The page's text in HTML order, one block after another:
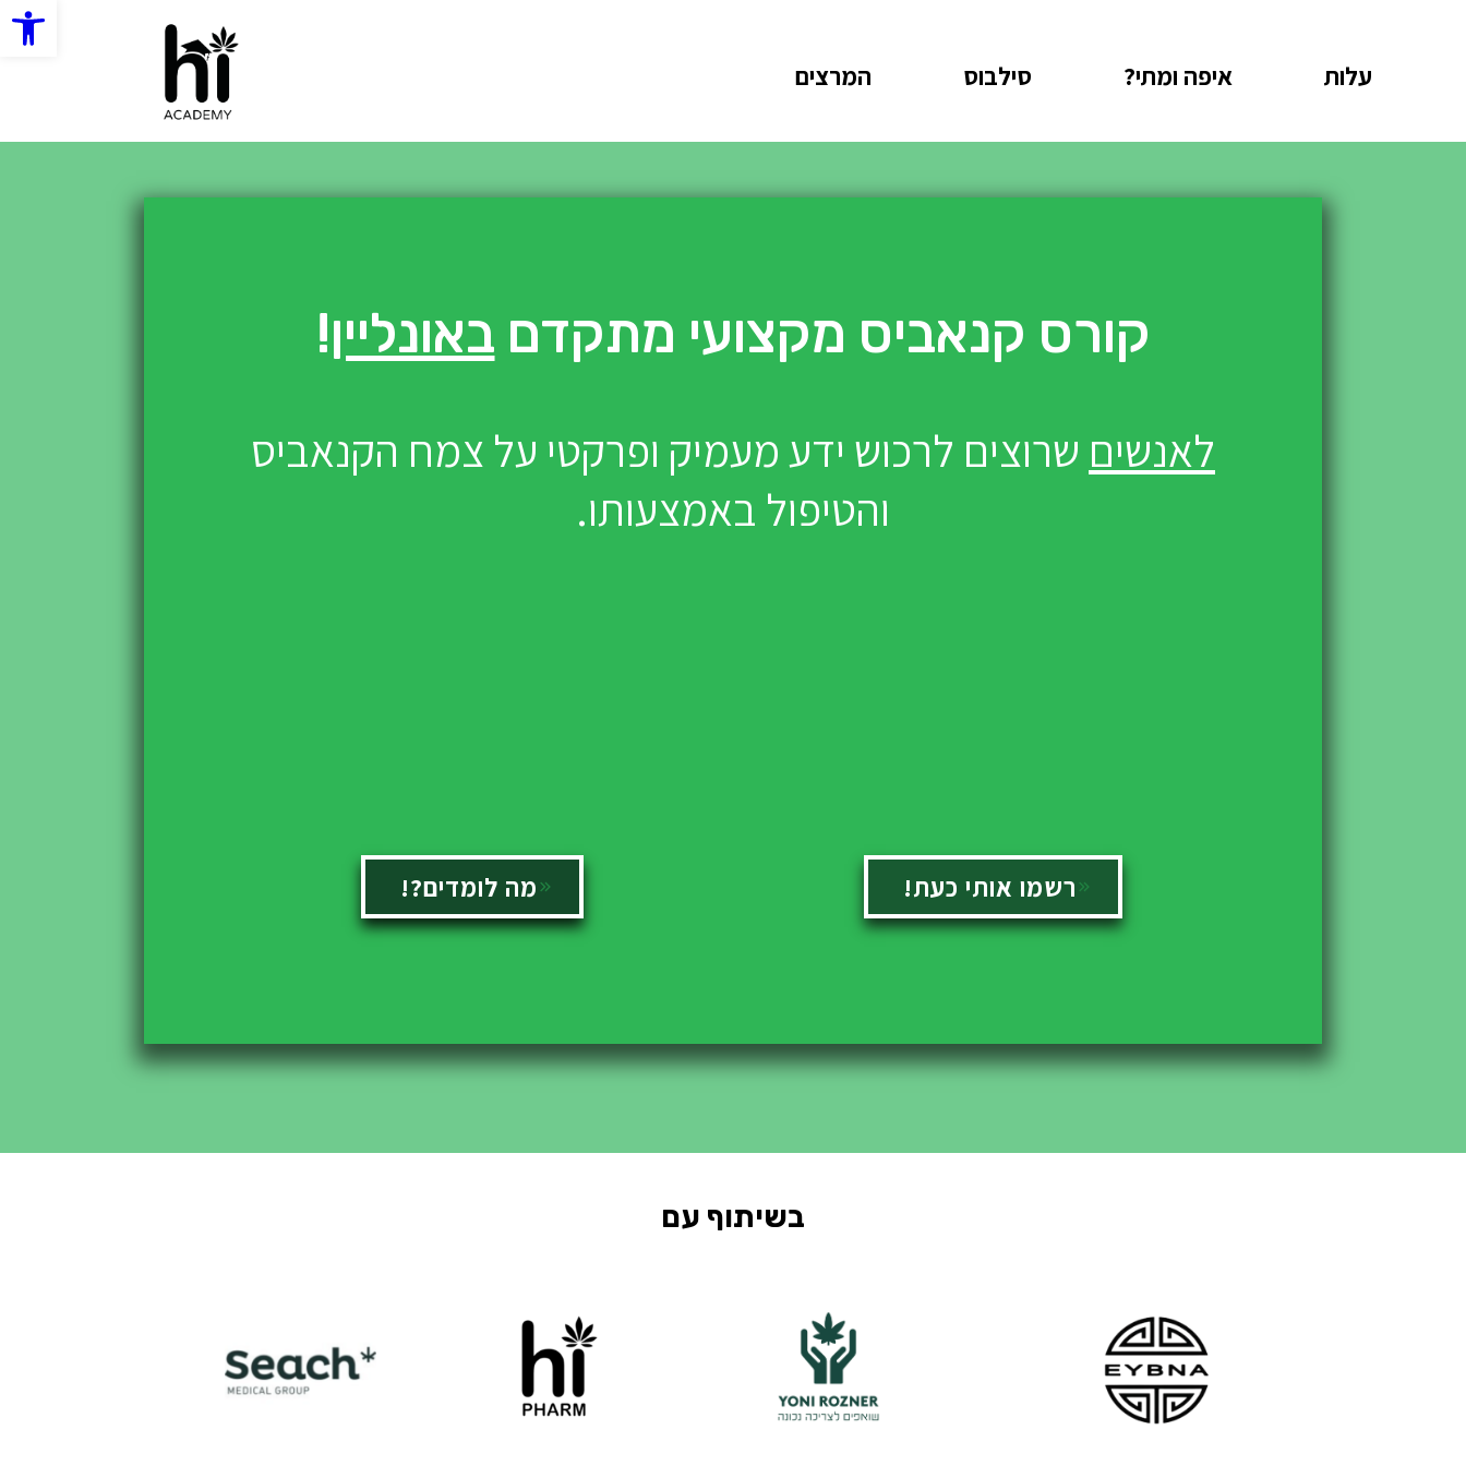
פתח
עלות איפה ומתי? סילבוס המרצים
קורס קנאביס מקצועי מתקדם באונליין!
לאנשים שרוצים לרכוש ידע מעמיק ופרקטי על צמח הקנאביס
והטיפול באמצעותו.
רשמו אותי כעת! מה לומדים?!
בשיתוף עם